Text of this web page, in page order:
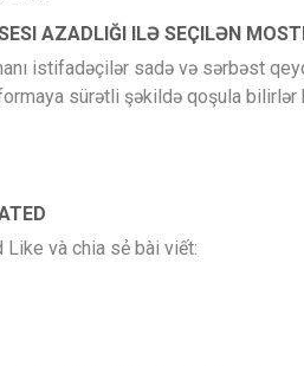
AZADLIĞI ILƏ SEÇILƏN
istifadəçilər sadə və sərbəst
sürətli şəkildə qoşula bilirlər
và chia sẻ bài viết: